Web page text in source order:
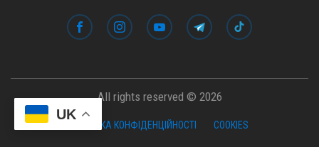
UK
All rights reserved © 2026
ПОЛІТИКА КОНФІДЕНЦІЙНОСТІ COOKIES